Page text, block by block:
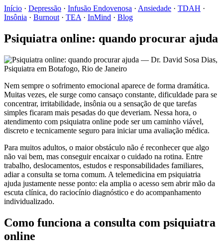
Início · Depressão · Infusão Endovenosa · Ansiedade · TDAH ·
Insônia · Burnout · TEA · InMind · Blog
Psiquiatra online: quando procurar ajuda
Nem sempre o sofrimento emocional aparece de forma dramática.
Muitas vezes, ele surge como cansaço constante, dificuldade para se
concentrar, irritabilidade, insônia ou a sensação de que tarefas
simples ficaram mais pesadas do que deveriam. Nessa hora, o
atendimento com psiquiatra online pode ser um caminho viável,
discreto e tecnicamente seguro para iniciar uma avaliação médica.
Para muitos adultos, o maior obstáculo não é reconhecer que algo
não vai bem, mas conseguir encaixar o cuidado na rotina. Entre
trabalho, deslocamentos, estudos e responsabilidades familiares,
adiar a consulta se torna comum. A telemedicina em psiquiatria
ajuda justamente nesse ponto: ela amplia o acesso sem abrir mão da
escuta clínica, do raciocínio diagnóstico e do acompanhamento
individualizado.
Como funciona a consulta com psiquiatra
online